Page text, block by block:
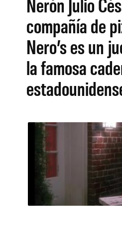
compañía de
Nero’s es un
la famosa